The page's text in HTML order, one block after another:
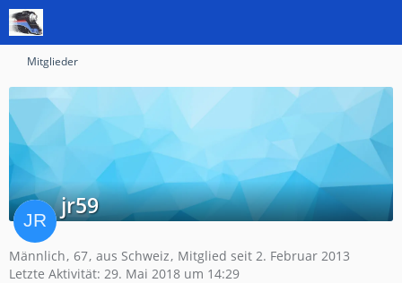
Mitglieder
jr59
Männlich 67 aus Schweiz Mitglied seit 2. Februar 2013
Letzte Aktivität: 29. Mai 2018 um 14:29